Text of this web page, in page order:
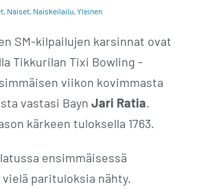
, Naiset, Naiskeilailu, Yleinen
SM-kilpailujen karsinnat ovat
Tikkurilan Tixi Bowling -
viikon kovimmasta
vastasi Bayn Jari Ratia.
kärkeen tuloksella 1763.
ensimmäisessä
parituloksia nähty.